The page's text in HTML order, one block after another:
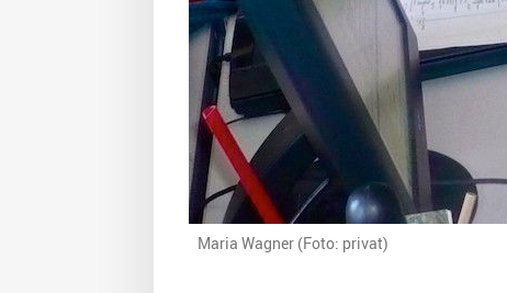
Maria Wagner (Foto: privat)